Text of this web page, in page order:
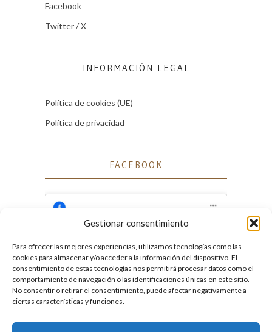
Gestionar consentimiento
Para ofrecer las mejores experiencias, utilizamos tecnologías como las
cookies para almacenar y/o acceder a la información del dispositivo. El
consentimiento de estas tecnologías nos permitirá procesar datos como el
comportamiento de navegación o las identificaciones únicas en este sitio.
No consentir o retirar el consentimiento, puede afectar negativamente a
ciertas características y funciones.
Facebook
Twitter / X
INFORMACIÓN LEGAL
Política de cookies (UE)
Política de privacidad
FACEBOOK
Facebook
Haz clic para aceptar cookies de marketing
y permitir este contenido